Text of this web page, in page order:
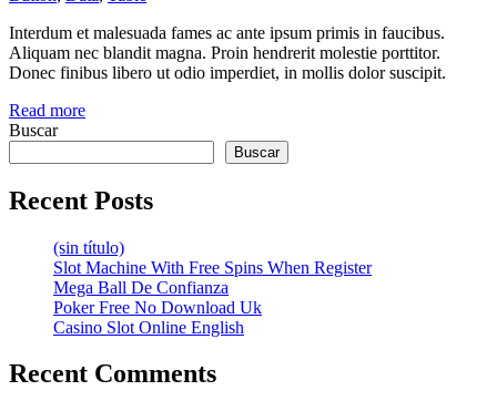
Interdum et malesuada fames ac ante ipsum primis in faucibus.
Aliquam nec blandit magna. Proin hendrerit molestie porttitor.
Donec finibus libero ut odio imperdiet, in mollis dolor suscipit.
Read more
Buscar
Buscar
Recent Posts
(sin título)
Slot Machine With Free Spins When Register
Mega Ball De Confianza
Poker Free No Download Uk
Casino Slot Online English
Recent Comments